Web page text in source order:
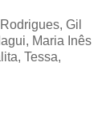
Gil
Maria Inês
Tessa,